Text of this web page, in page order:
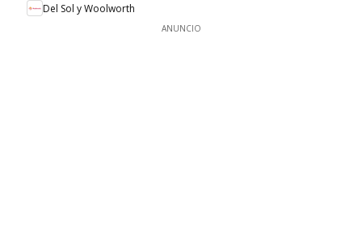
Del Sol y Woolworth
ANUNCIO